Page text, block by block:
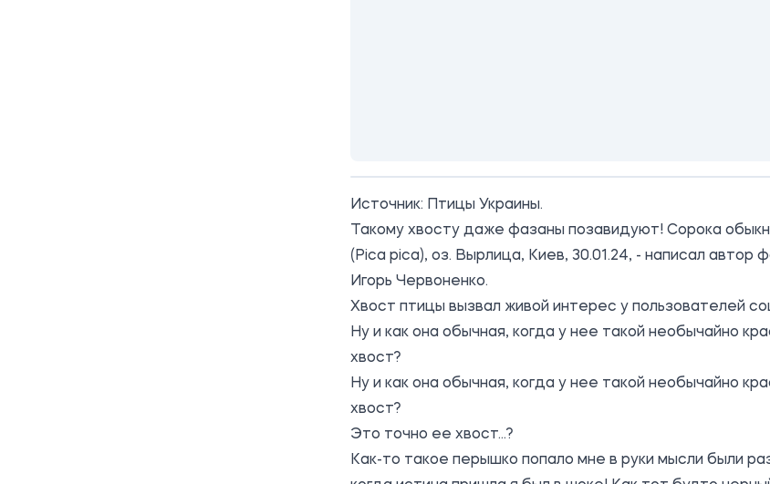
Источник: Птицы Украины.
Такому хвосту даже фазаны позавидуют! Сорока
(Pica pica), оз. Вырлица, Киев, 30.01.24, - написал автор
Игорь Червоненко.
Хвост птицы вызвал живой интерес у пользователей
Ну и как она обычная, когда у нее такой необычайно
хвост?
Ну и как она обычная, когда у нее такой необычайно
хвост?
Это точно ее хвост...?
Как-то такое перышко попало мне в руки мысли были